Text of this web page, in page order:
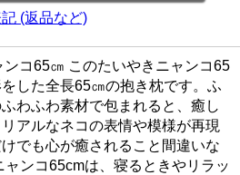
(返品など)
コ65㎝ このたいやきニャンコ65
した全長65㎝の抱き枕です。ふ
わふわ素材で包まれると、癒し
アルなネコの表情や模様が再現
でも心が癒されること間違いな
ャンコ65cmは、寝るときやリラッ